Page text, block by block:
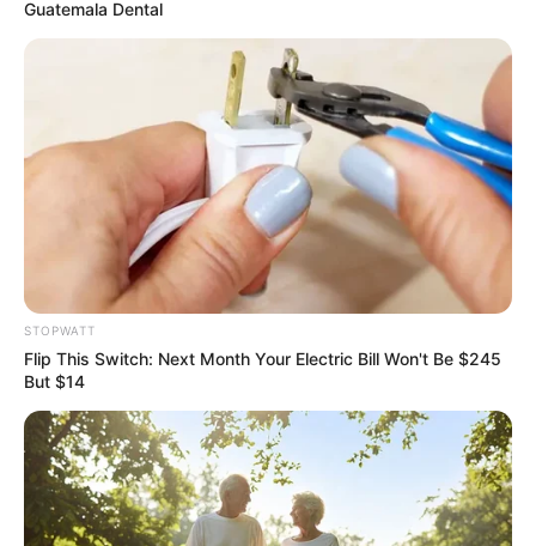
วันที่ 1 ส.ค. 2569 วันคล้ายวันสำเร็จ
มรรคผลพระโพธิสัตว์กวนอิม
แจกตาราง สีมงคลตามราศี 2569 ประจำ
เดือนสิงหาคม โดย อ.รักษ์ เลขเด็ด
Guatemala Dental
STOPWATT
Flip This Switch: Next Month Your Electric Bill Won't Be $245
But $14